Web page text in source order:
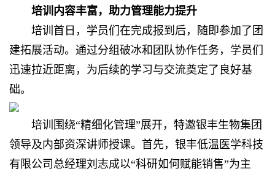
培训内容丰富，助力管理能力提升
培训首日，学员们在完成报到后，随即参加了团
建拓展活动。通过分组破冰和团队协作任务，学员们
迅速拉近距离，为后续的学习与交流奠定了良好基
础。
培训围绕“精细化管理”展开，特邀银丰生物集团
领导及内部资深讲师授课。首先，银丰低温医学科技
有限公司总经理刘志成以“科研如何赋能销售”为主